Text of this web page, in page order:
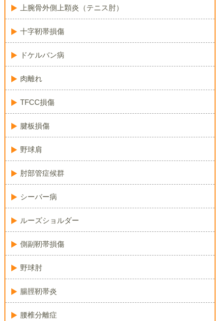
上腕骨外側上顆炎（テニス肘）
十字靭帯損傷
ドケルバン病
肉離れ
TFCC損傷
腱板損傷
野球肩
肘部管症候群
シーバー病
ルーズショルダー
側副靭帯損傷
野球肘
腸脛靭帯炎
腰椎分離症